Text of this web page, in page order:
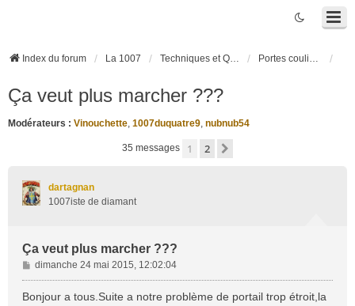
Index du forum La 1007 Techniques et Questions Portes coulissantes électriques
Ça veut plus marcher ???
Modérateurs : Vinouchette, 1007duquatre9, nubnub54
35 messages 1 2
dartagnan
1007iste de diamant
Ça veut plus marcher ???
M
e
s
dimanche 24 mai 2015, 12:02:04
Bonjour a tous.Suite a notre problème de portail trop étroit,la